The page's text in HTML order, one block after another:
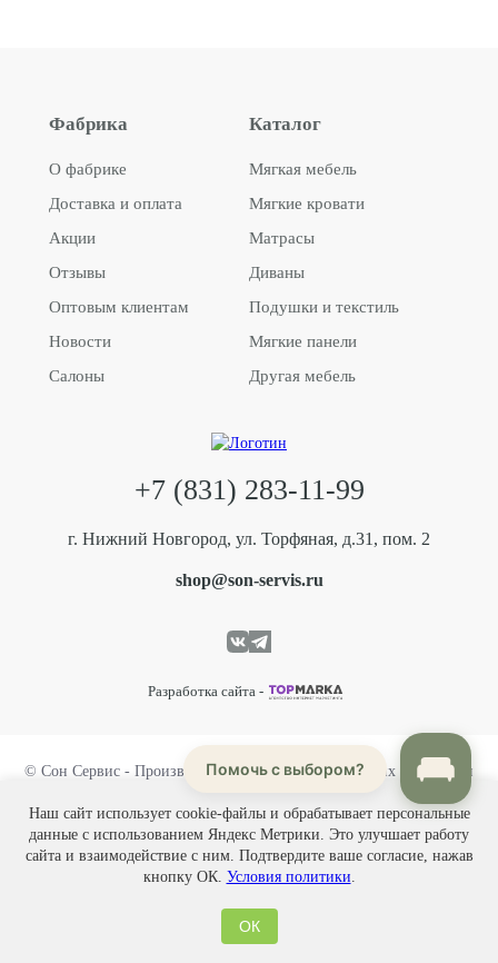
Помочь с выбором?
+7 (831) 283-11-99
г. Нижний Новгород, ул. Торфяная, д.31, пом. 2
shop@son-servis.ru
Разработка сайта -
Фабрика
О фабрике
Доставка и оплата
Акции
Отзывы
Оптовым клиентам
Новости
Салоны
Каталог
Мягкая мебель
Мягкие кровати
Матрасы
Диваны
Подушки и текстиль
Мягкие панели
Другая мебель
© Сон Сервис - Производство матрасов, дизайнерских кроватей и
Политика конфиденциальности
Карта сайта
Наш сайт использует cookie-файлы и обрабатывает персональные
данные с использованием Яндекс Метрики. Это улучшает работу
сайта и взаимодействие с ним. Подтвердите ваше согласие, нажав
кнопку ОК. Условия политики.
ОК